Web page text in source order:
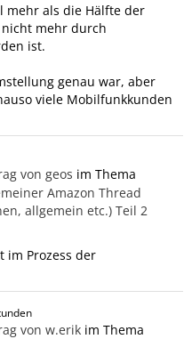
mehr als die Hälfte der
mehr durch
ist.
genau war, aber
viele Mobilfunkkunden
von geos im Thema
Amazon Thread
allgemein etc.) Teil 2
im Prozess der
von w.erik im Thema